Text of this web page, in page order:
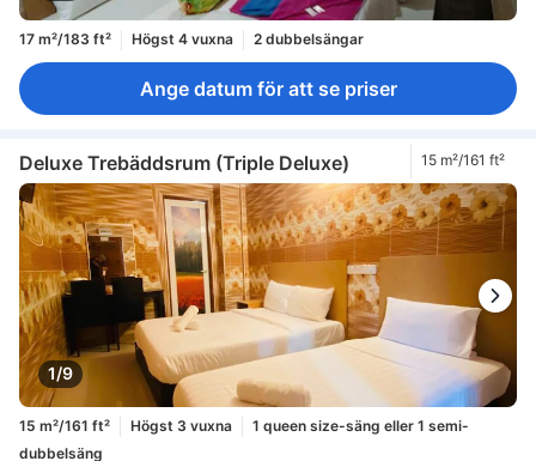
17 m²/183 ft² Högst 4 vuxna 2 dubbelsängar
Ange datum för att se priser
Deluxe Trebäddsrum (Triple Deluxe) 15 m²/161 ft²
1/9
15 m²/161 ft² Högst 3 vuxna
1 queen size-säng eller 1 semi-
dubbelsäng